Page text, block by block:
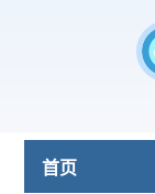
首页